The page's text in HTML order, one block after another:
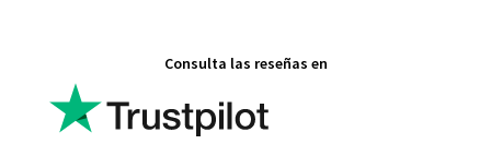
Consulta las reseñas en